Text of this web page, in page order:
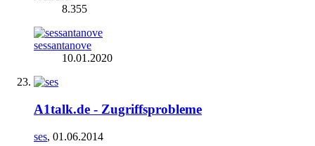
8.355
sessantanove
10.01.2020
A1talk.de - Zugriffsprobleme
ses, 01.06.2014